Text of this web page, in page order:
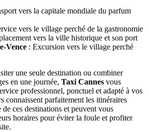
vers la capitale mondiale du parfum
vers le village perché de la gastronomie
vers la ville historique et son port
Vence : Excursion vers le village perché
une seule destination ou combiner
en une journée, Taxi Cannes vous
professionnel, ponctuel et adapté à vos
connaissent parfaitement les itinéraires
ces destinations et peuvent vous
horaires pour éviter la foule et profiter